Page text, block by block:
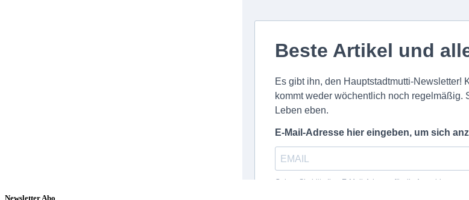
Newsletter Abo